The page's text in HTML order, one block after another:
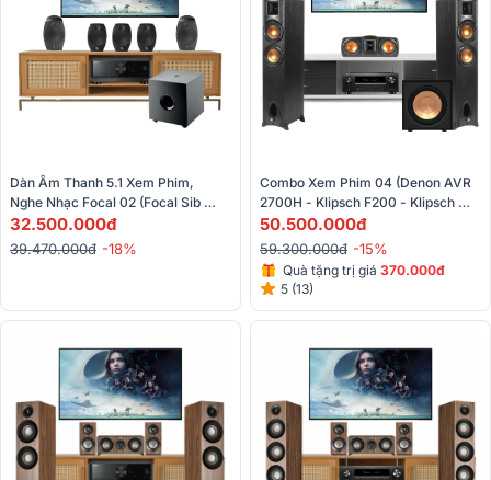
Dàn Âm Thanh 5.1 Xem Phim,
Nghe Nhạc Focal 02 (Focal Sib
EVO 5.1, Yamaha RX V4A)
32.500.000đ
39.470.000đ -18%
Combo Xem Phim 04 (Denon AVR
2700H - Klipsch F200 - Klipsch
C200 - Klipsch B100 - R101SW)
50.500.000đ
59.300.000đ -15%
Quà tặng trị giá 370.000đ
5 (13)